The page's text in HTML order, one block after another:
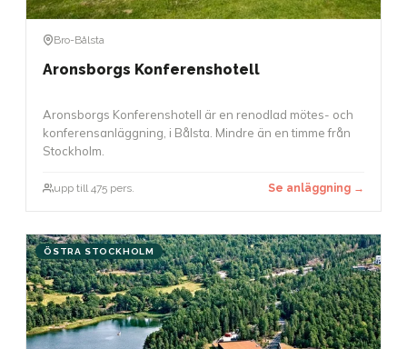
Bro-Bålsta
Aronsborgs Konferenshotell
Aronsborgs Konferenshotell är en renodlad mötes- och
konferensanläggning, i Bålsta. Mindre än en timme från
Stockholm.
upp till 475 pers. Se anläggning →
ÖSTRA STOCKHOLM